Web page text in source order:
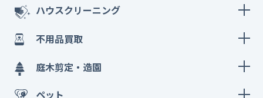
ハウスクリーニング
不用品買取
庭木剪定・造園
ペット